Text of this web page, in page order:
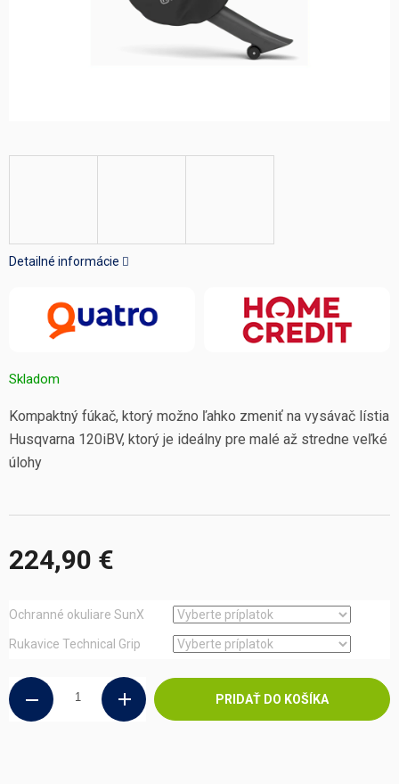
224,90 €
cena:
Skladom
Ochranné okuliare SunX
Rukavice Technical Grip
PRIDAŤ DO KOŠÍKA
Kompaktný fúkač, ktorý možno ľahko zmeniť na vysávač lístia
Husqvarna 120iBV, ktorý je ideálny pre malé až stredne veľké
úlohy
Detailné informácie